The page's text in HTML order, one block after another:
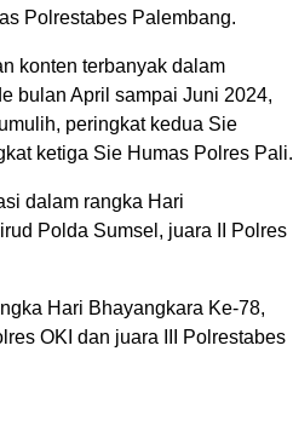
Polrestabes Palembang.
konten terbanyak dalam
bulan April sampai Juni 2024,
peringkat kedua Sie
ketiga Sie Humas Polres Pali.
dalam rangka Hari
Polda Sumsel, juara II Polres
Hari Bhayangkara Ke-78,
OKI dan juara III Polrestabes